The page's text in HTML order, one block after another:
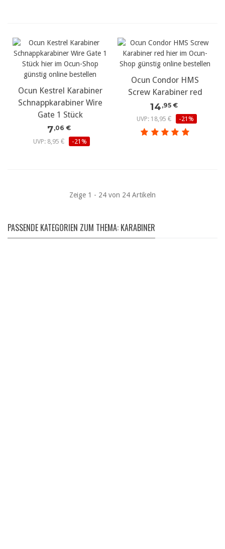
Ocun Kestrel Karabiner
Schnappkarabiner Wire
Gate 1 Stück
7,06 €
UVP: 8,95 €
-21%
Ocun Condor HMS
Screw Karabiner red
14 ,95 €
UVP: 18,95 €
-21%
Zeige 1 - 24 von 24 Artikeln
PASSENDE KATEGORIEN ZUM THEMA: KARABINER